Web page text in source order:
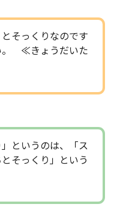
そっくりなのです
。 ≪きょうだいた
というのは、「ス
そっくり」という